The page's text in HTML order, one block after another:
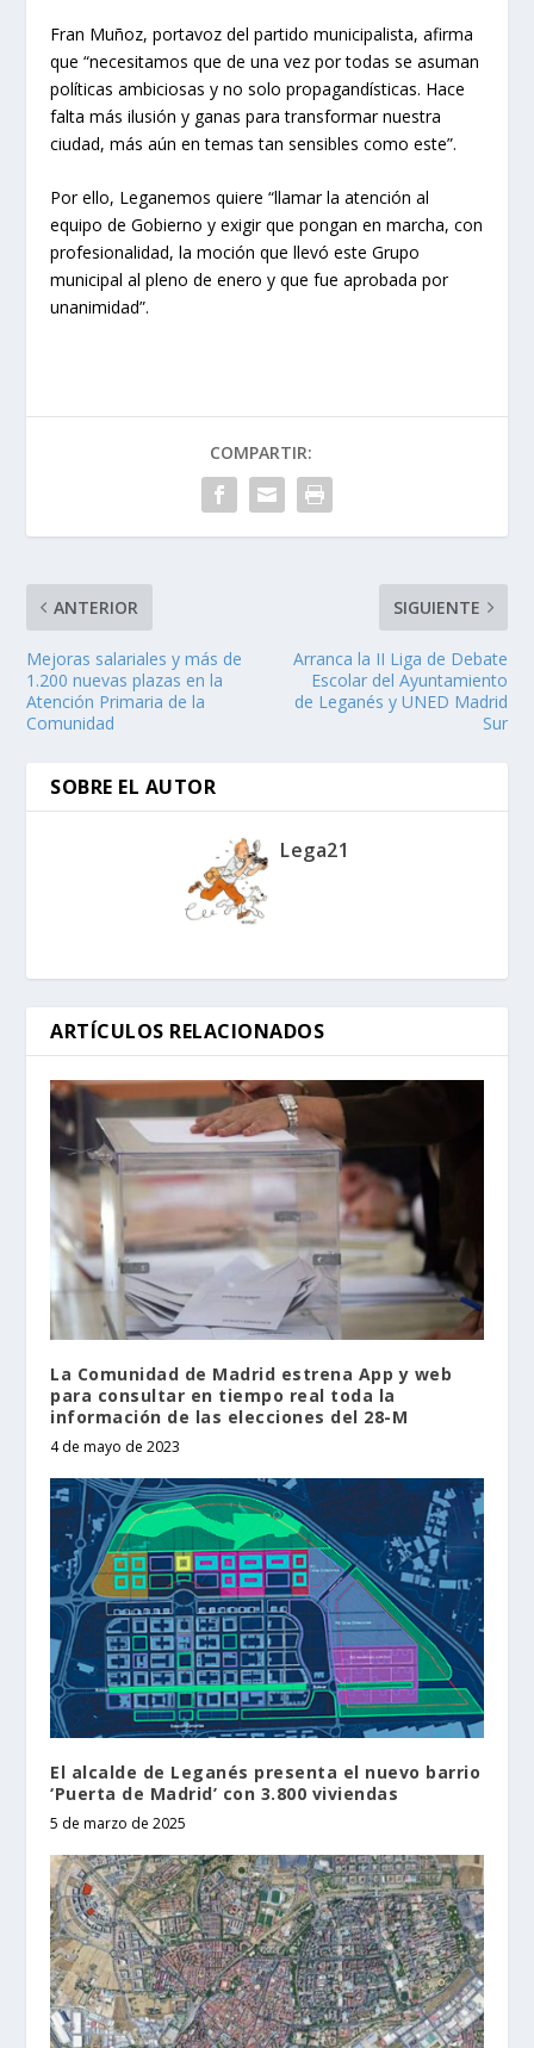
Fran Muñoz, portavoz del partido municipalista, afirma
que “necesitamos que de una vez por todas se asuman
políticas ambiciosas y no solo propagandísticas. Hace
falta más ilusión y ganas para transformar nuestra
ciudad, más aún en temas tan sensibles como este”.
Por ello, Leganemos quiere “llamar la atención al
equipo de Gobierno y exigir que pongan en marcha, con
profesionalidad, la moción que llevó este Grupo
municipal al pleno de enero y que fue aprobada por
unanimidad”.
COMPARTIR:
ANTERIOR
Mejoras salariales y más de
1.200 nuevas plazas en la
Atención Primaria de la
Comunidad
SIGUIENTE
Arranca la II Liga de Debate
Escolar del Ayuntamiento
de Leganés y UNED Madrid
Sur
SOBRE EL AUTOR
Lega21
ARTÍCULOS RELACIONADOS
La Comunidad de Madrid estrena App y web
para consultar en tiempo real toda la
información de las elecciones del 28-M
4 de mayo de 2023
El alcalde de Leganés presenta el nuevo barrio
‘Puerta de Madrid’ con 3.800 viviendas
5 de marzo de 2025